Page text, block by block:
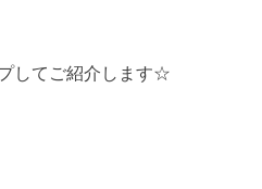
してご紹介します☆